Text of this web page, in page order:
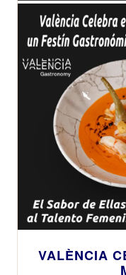
VALÈNCIA